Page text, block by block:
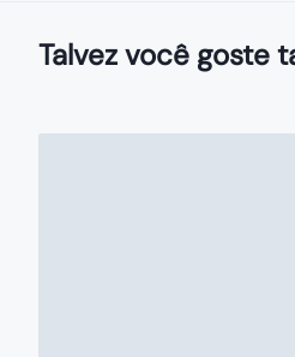
Talvez você goste